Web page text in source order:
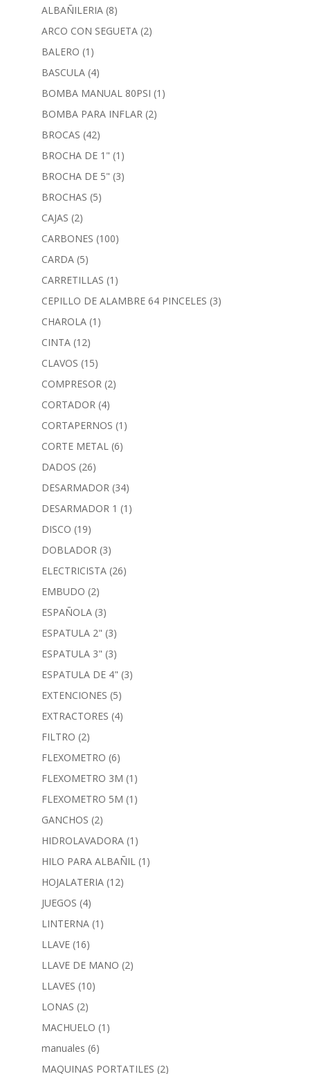
ALBAÑILERIA (8)
ARCO CON SEGUETA (2)
BALERO (1)
BASCULA (4)
BOMBA MANUAL 80PSI (1)
BOMBA PARA INFLAR (2)
BROCAS (42)
BROCHA DE 1" (1)
BROCHA DE 5" (3)
BROCHAS (5)
CAJAS (2)
CARBONES (100)
CARDA (5)
CARRETILLAS (1)
CEPILLO DE ALAMBRE 64 PINCELES (3)
CHAROLA (1)
CINTA (12)
CLAVOS (15)
COMPRESOR (2)
CORTADOR (4)
CORTAPERNOS (1)
CORTE METAL (6)
DADOS (26)
DESARMADOR (34)
DESARMADOR 1 (1)
DISCO (19)
DOBLADOR (3)
ELECTRICISTA (26)
EMBUDO (2)
ESPAÑOLA (3)
ESPATULA 2" (3)
ESPATULA 3" (3)
ESPATULA DE 4" (3)
EXTENCIONES (5)
EXTRACTORES (4)
FILTRO (2)
FLEXOMETRO (6)
FLEXOMETRO 3M (1)
FLEXOMETRO 5M (1)
GANCHOS (2)
HIDROLAVADORA (1)
HILO PARA ALBAÑIL (1)
HOJALATERIA (12)
JUEGOS (4)
LINTERNA (1)
LLAVE (16)
LLAVE DE MANO (2)
LLAVES (10)
LONAS (2)
MACHUELO (1)
manuales (6)
MAQUINAS PORTATILES (2)